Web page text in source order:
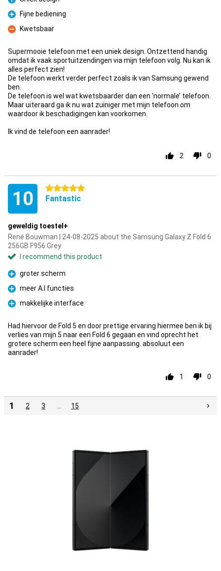
Pro
Pro
Fijne bediening
Con
Kwetsbaar
Supermooie telefoon met een uniek design. Ontzettend handig
omdat ik vaak sportuitzendingen via mijn telefoon volg. Nu kan ik
alles perfect zien!
De telefoon werkt verder perfect zoals ik van Samsung gewend
ben.
De telefoon is wel wat kwetsbaarder dan een ‘normale’ telefoon.
Maar uiteraard ga ik nu wat zuiniger met mijn telefoon om
waardoor ik beschadigingen kan voorkomen.
Ik vind de telefoon een aanrader!
2 0
10 5 stars
Fantastic
geweldig toestel+
René Bouwman | 24-08-2025 about the Samsung Galaxy Z Fold 6
256GB F956 Grey
I recommend this product
Pro
groter scherm
Pro
meer A.I functies
Pro
makkelijke interface
Had hiervoor de Fold 5 en door prettige ervaring hiermee ben ik bij
verlies van mijn 5 naar een Fold 6 gegaan en vind oprecht het
grotere scherm een heel fijne aanpassing. absoluut een
aanrader!
1 0
1 2 3 15